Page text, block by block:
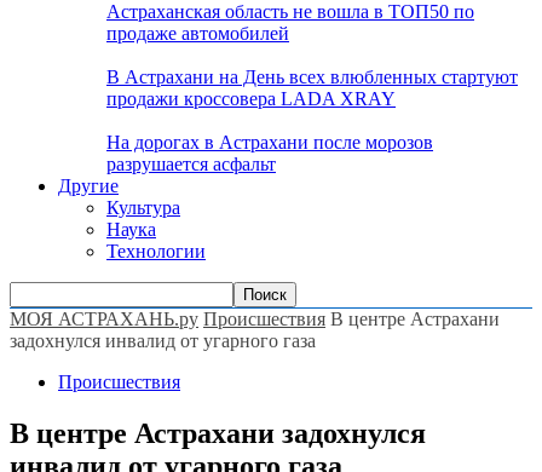
Астраханская область не вошла в ТОП50 по
продаже автомобилей
В Астрахани на День всех влюбленных стартуют
продажи кроссовера LADA XRAY
На дорогах в Астрахани после морозов
разрушается асфальт
Другие
Культура
Наука
Технологии
МОЯ АСТРАХАНЬ.ру Происшествия В центре Астрахани
задохнулся инвалид от угарного газа
Происшествия
В центре Астрахани задохнулся